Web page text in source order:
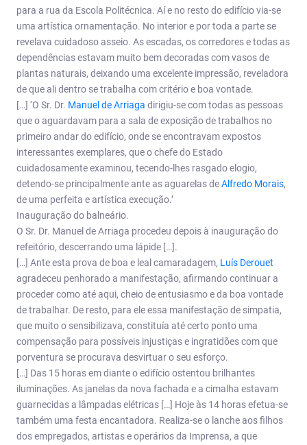
para a rua da Escola Politécnica. Aí e no resto do edifício via-se
uma artística ornamentação. No interior e por toda a parte se
revelava cuidadoso asseio. As escadas, os corredores e todas as
dependências estavam muito bem decoradas com vasos de
plantas naturais, deixando uma excelente impressão, reveladora
de que ali dentro se trabalha com critério e boa vontade.
[…] ‘O Sr. Dr. Manuel de Arriaga dirigiu-se com todas as pessoas
que o aguardavam para a sala de exposição de trabalhos no
primeiro andar do edifício, onde se encontravam expostos
interessantes exemplares, que o chefe do Estado
cuidadosamente examinou, tecendo-lhes rasgado elogio,
detendo-se principalmente ante as aguarelas deAlfredo Morais,
de uma perfeita e artística execução.’
Inauguração do balneário.
O Sr. Dr. Manuel de Arriaga procedeu depois à inauguração do
refeitório, descerrando uma lápide […].
[…] Ante esta prova de boa e leal camaradagem, Luís Derouet
agradeceu penhorado a manifestação, afirmando continuar a
proceder como até aqui, cheio de entusiasmo e da boa vontade
de trabalhar. De resto, para ele essa manifestação de simpatia,
que muito o sensibilizava, constituía até certo ponto uma
compensação para possíveis injustiças e ingratidões com que
porventura se procurava desvirtuar o seu esforço.
[…] Das 15 horas em diante o edifício ostentou brilhantes
iluminações. As janelas da nova fachada e a cimalha estavam
guarnecidas a lâmpadas elétricas […] Hoje às 14 horas efetua-se
também uma festa encantadora. Realiza-se o lanche aos filhos
dos empregados, artistas e operários da Imprensa, a que